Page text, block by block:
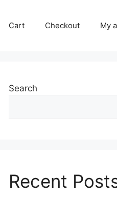
Cart Checkout My
Search
Recent